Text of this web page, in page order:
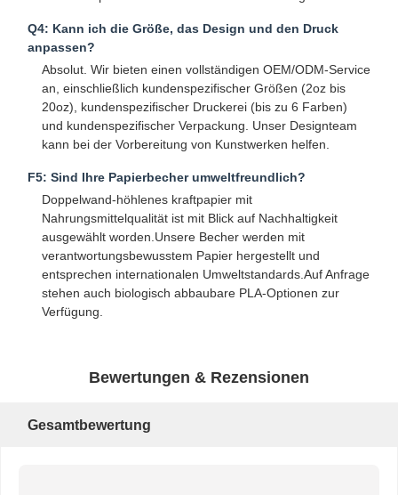
Papiersuppenbecher
Papiertüte mit Griff
Papiertüte für Brot
Maßgeschneiderte Bäckerkisten
maßgeschneiderte Papierbox
Wegwerfplastikschale
Druckpapier-Nappen
Verpackungen für Lebensmittel und Getränke
Q4: Kann ich die Größe, das Design und den Druck
anpassen?
Absolut. Wir bieten einen vollständigen OEM/ODM-Service
an, einschließlich kundenspezifischer Größen (2oz bis
20oz), kundenspezifischer Druckerei (bis zu 6 Farben)
und kundenspezifischer Verpackung. Unser Designteam
kann bei der Vorbereitung von Kunstwerken helfen.
F5: Sind Ihre Papierbecher umweltfreundlich?
Doppelwand-höhlenes kraftpapier mit
Nahrungsmittelqualität ist mit Blick auf Nachhaltigkeit
ausgewählt worden.Unsere Becher werden mit
verantwortungsbewusstem Papier hergestellt und
entsprechen internationalen Umweltstandards.Auf Anfrage
stehen auch biologisch abbaubare PLA-Optionen zur
Verfügung.
Bewertungen & Rezensionen
Gesamtbewertung